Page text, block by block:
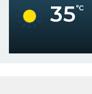
35°C